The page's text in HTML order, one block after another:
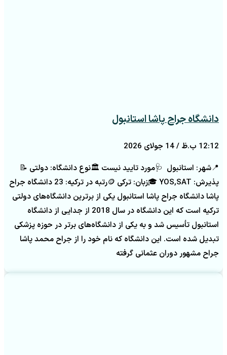
دانشگاه جراح پاشا استانبول
12:12 ب.ظ
📍شهر: استانبول 🩺مورد تایید نیست 🏛️نوع دانشگاه: دولتی 📝
پذیرش: YOS,SAT 🎓زبان: ترکی 🪙رتبه در ترکیه: 23 دانشگاه جراح
پاشا دانشگاه جراح پاشا استانبول یکی از برترین دانشگاه‌های دولتی
ترکیه است که این دانشگاه در سال 2018 از جدایی از دانشگاه
استانبول تأسیس شد و به یکی از دانشگاه‌های برتر در حوزه پزشکی
تبدیل شده است. این دانشگاه که نام خود را از جراح محمد پاشا
جراح مشهور دوران عثمانی گرفته